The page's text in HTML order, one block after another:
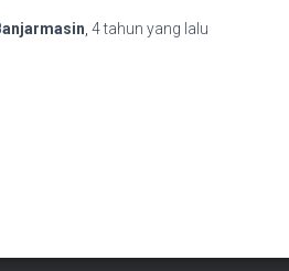
4 tahun yang lalu